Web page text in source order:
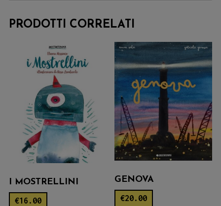
PRODOTTI CORRELATI
I MOSTRELLINI
€16.00
GENOVA
€20.00